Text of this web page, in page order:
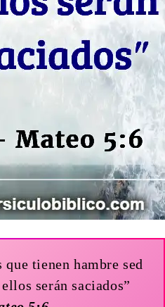
tienen hambre sed
serán saciados”